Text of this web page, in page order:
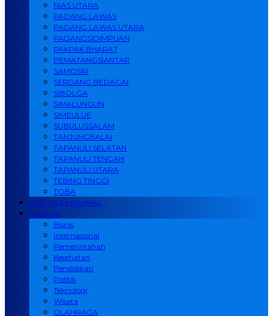
NIAS UTARA
PADANG LAWAS
PADANG LAWAS UTARA
PADANGSIDIMPUAN
PAKPAK BHARAT
PEMATANGSIANTAR
SAMOSIR
SERDANG BEDAGAI
SIBOLGA
SIMALUNGUN
SIMEULUE
SUBULUSSALAM
TANJUNGBALAI
TAPANULI SELATAN
TAPANULI TENGAH
TAPANULI UTARA
TEBING TINGGI
TOBA
HUKUM & KRIMINAL
LAINNYA
Bisnis
Internasional
Pemerintahan
Kesehatan
Pendidikan
Politik
Teknologi
Wisata
OLAHRAGA